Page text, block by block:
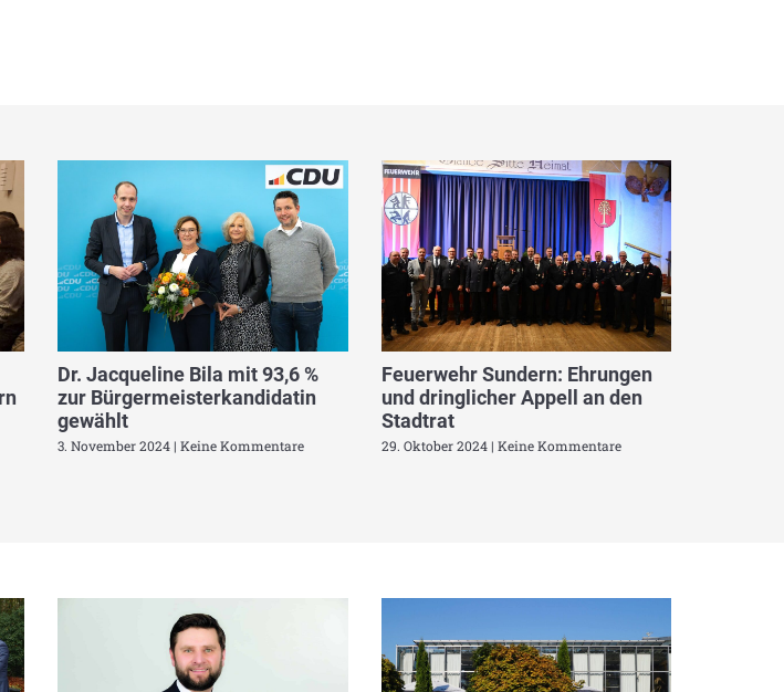
Dr. Jacqueline Bila mit 93,6 %
zur Bürgermeisterkandidatin
gewählt
3. November 2024 Keine Kommentare
Feuerwehr Sundern: Ehrungen
und dringlicher Appell an den
Stadtrat
29. Oktober 2024 Keine Kommentare